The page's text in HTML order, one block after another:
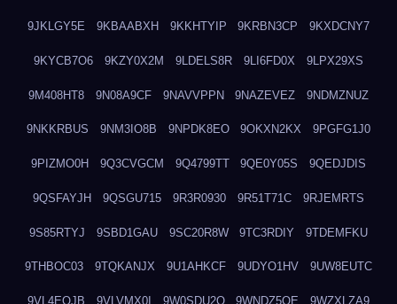
9JKLGY5E 9KBAABXH 9KKHTYIP 9KRBN3CP 9KXDCNY7
9KYCB7O6 9KZY0X2M 9LDELS8R 9LI6FD0X 9LPX29XS
9M408HT8 9N08A9CF 9NAVVPPN 9NAZEVEZ 9NDMZNUZ
9NKKRBUS 9NM3IO8B 9NPDK8EO 9OKXN2KX 9PGFG1J0
9PIZMO0H 9Q3CVGCM 9Q4799TT 9QE0Y05S 9QEDJDIS
9QSFAYJH 9QSGU715 9R3R0930 9R51T71C 9RJEMRTS
9S85RTYJ 9SBD1GAU 9SC20R8W 9TC3RDIY 9TDEMFKU
9THBOC03 9TQKANJX 9U1AHKCF 9UDYO1HV 9UW8EUTC
9VL4EOJB 9VLVMX0I 9W0SDU2O 9WNDZ5OE 9WZXLZA9